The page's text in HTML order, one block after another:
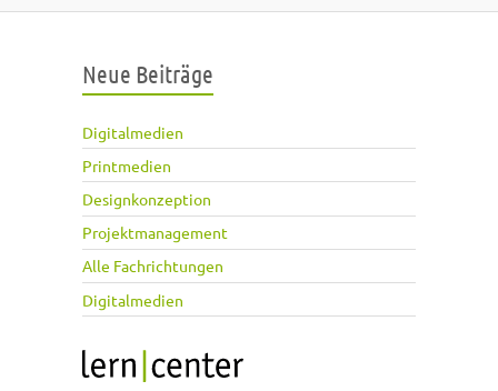
Neue Beiträge
Digitalmedien
Printmedien
Designkonzeption
Projektmanagement
Alle Fachrichtungen
Digitalmedien